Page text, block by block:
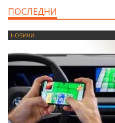
ПОСЛЕДНИ
НОВИНИ